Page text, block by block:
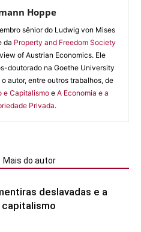
Hoppe
sênior do Ludwig von Mises
da Property and Freedom Society
of Austrian Economics. Ele
doutorado na Goethe University
autor, entre outros trabalhos, de
e Capitalismo e A Economia e a
Privada.
Mais do autor
deslavadas e a